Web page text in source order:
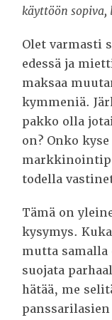
käyttöön sopiva,
Olet varmasti
edessä ja
maksaa
kymmeniä.
pakko olla
on? Onko
todella
Tämä on
kysymys.
mutta
suojata
hätää, me